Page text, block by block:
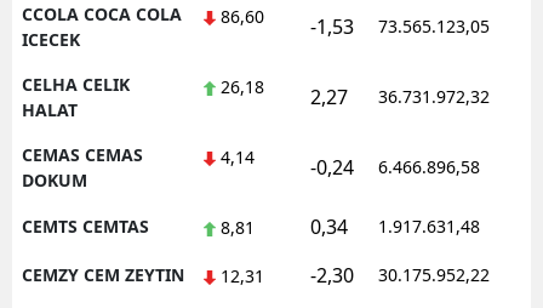
CCOLA COCA COLA
ICECEK
86,60 -1,53 73.565.123,05
CELHA CELIK
HALAT
26,18 2,27 36.731.972,32
CEMAS CEMAS
DOKUM
4,14 -0,24 6.466.896,58
CEMTS CEMTAS 8,81 0,34 1.917.631,48
CEMZY CEM ZEYTIN 12,31 -2,30 30.175.952,22